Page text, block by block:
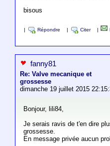
bisous
Répondre Citer
fanny81
Re: Valve mecanique et
grossesse
dimanche 19 juillet 2015
Bonjour, lili84,
Je serais ravis de t'en dire
grossesse.
En message privée aucun